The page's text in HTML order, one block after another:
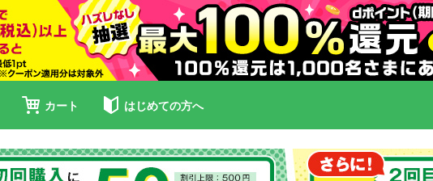
カート はじめての方へ